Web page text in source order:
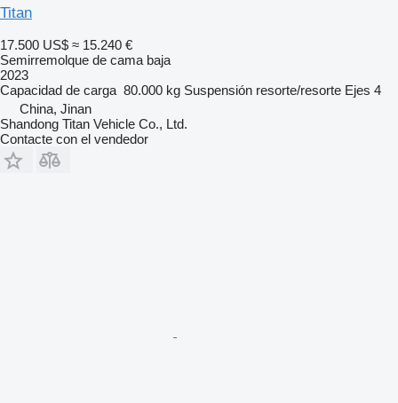
Titan
17.500 US$ ≈ 15.240 €
Semirremolque de cama baja
2023
Capacidad de carga 80.000 kg Suspensión resorte/resorte Ejes 4
China, Jinan
Shandong Titan Vehicle Co., Ltd.
Contacte con el vendedor